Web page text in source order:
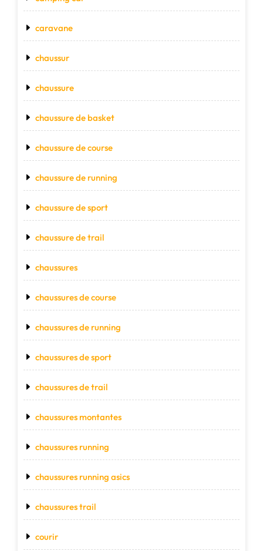
caravane
chaussur
chaussure
chaussure de basket
chaussure de course
chaussure de running
chaussure de sport
chaussure de trail
chaussures
chaussures de course
chaussures de running
chaussures de sport
chaussures de trail
chaussures montantes
chaussures running
chaussures running asics
chaussures trail
courir